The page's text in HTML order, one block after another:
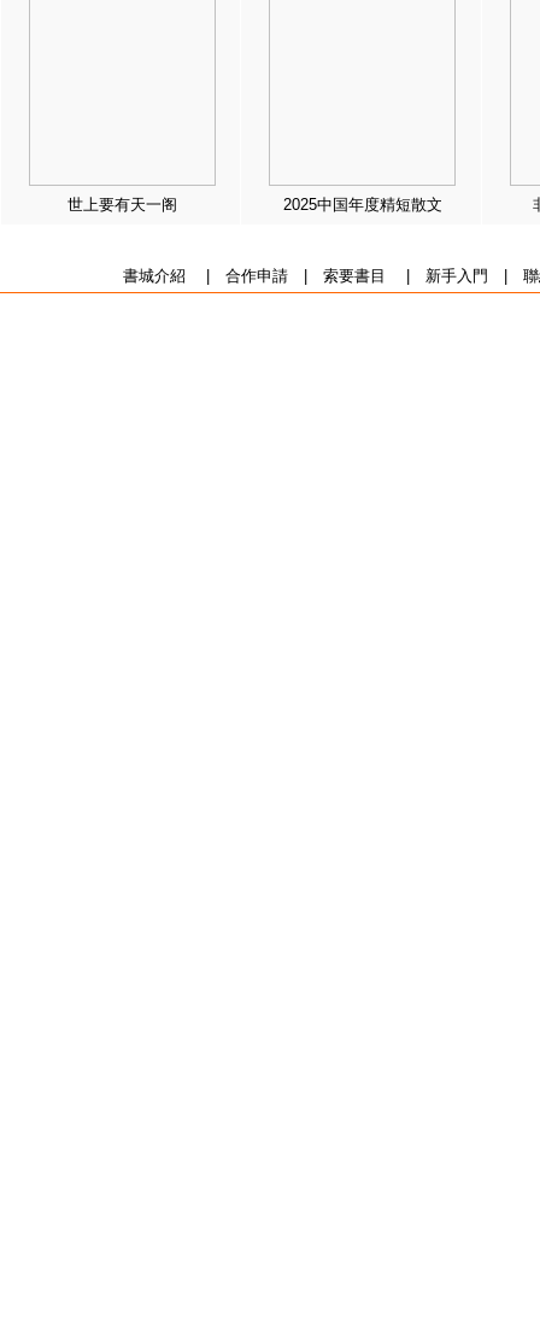
世上要有天一阁 2025中国年度精短散文
書城介紹 合作申請| 索要書目 新手入門